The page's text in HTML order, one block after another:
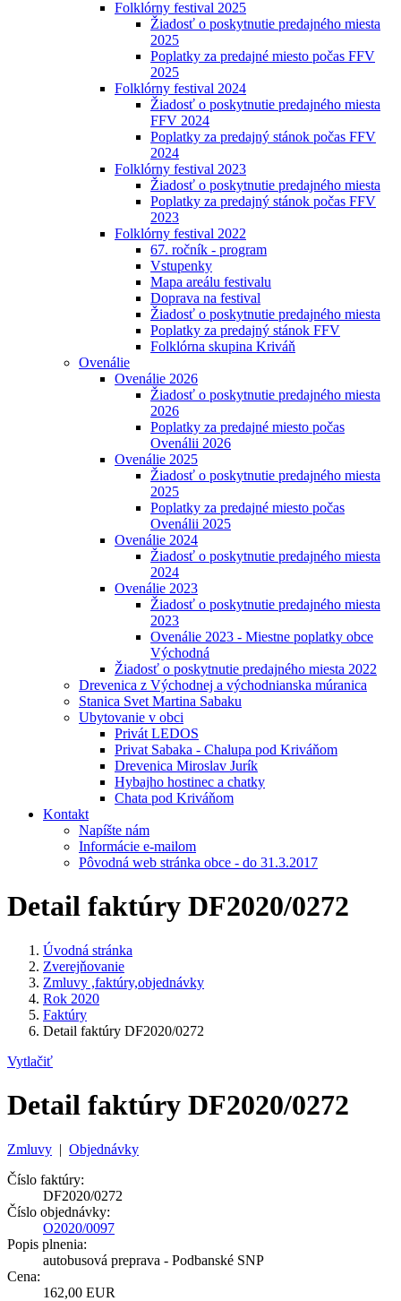
Folklórny festival 2025
Žiadosť o poskytnutie predajného miesta
2025
Poplatky za predajné miesto počas FFV
2025
Folklórny festival 2024
Žiadosť o poskytnutie predajného miesta
FFV 2024
Poplatky za predajný stánok počas FFV
2024
Folklórny festival 2023
Žiadosť o poskytnutie predajného miesta
Poplatky za predajný stánok počas FFV
2023
Folklórny festival 2022
67. ročník - program
Vstupenky
Mapa areálu festivalu
Doprava na festival
Žiadosť o poskytnutie predajného miesta
Poplatky za predajný stánok FFV
Folklórna skupina Kriváň
Ovenálie
Ovenálie 2026
Žiadosť o poskytnutie predajného miesta
2026
Poplatky za predajné miesto počas
Ovenálii 2026
Ovenálie 2025
Žiadosť o poskytnutie predajného miesta
2025
Poplatky za predajné miesto počas
Ovenálii 2025
Ovenálie 2024
Žiadosť o poskytnutie predajného miesta
2024
Ovenálie 2023
Žiadosť o poskytnutie predajného miesta
2023
Ovenálie 2023 - Miestne poplatky obce
Východná
Žiadosť o poskytnutie predajného miesta 2022
Drevenica z Východnej a východnianska múranica
Stanica Svet Martina Sabaku
Ubytovanie v obci
Privát LEDOS
Privat Sabaka - Chalupa pod Kriváňom
Drevenica Miroslav Jurík
Hybajho hostinec a chatky
Chata pod Kriváňom
Kontakt
Napíšte nám
Informácie e-mailom
Pôvodná web stránka obce - do 31.3.2017
Detail faktúry DF2020/0272
Úvodná stránka
Zverejňovanie
Zmluvy ,faktúry,objednávky
Rok 2020
Faktúry
Detail faktúry DF2020/0272
Vytlačiť
Detail faktúry DF2020/0272
Zmluvy | Objednávky
Číslo faktúry:
DF2020/0272
Číslo objednávky:
O2020/0097
Popis plnenia:
autobusová preprava - Podbanské SNP
Cena:
162,00 EUR